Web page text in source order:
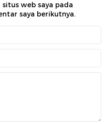
web saya pada
saya berikutnya.